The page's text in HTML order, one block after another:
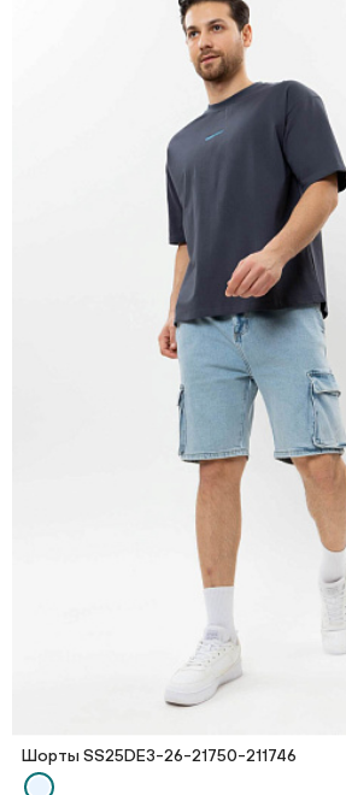
Шорты SS25DE3-26-21750-211746